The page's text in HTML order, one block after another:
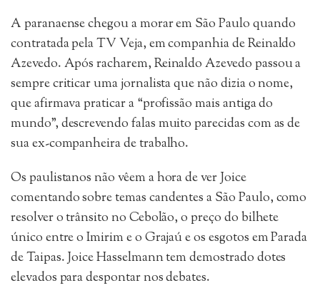
A paranaense chegou a morar em São Paulo quando
contratada pela TV Veja, em companhia de Reinaldo
Azevedo. Após racharem, Reinaldo Azevedo passou a
sempre criticar uma jornalista que não dizia o nome,
que afirmava praticar a “profissão mais antiga do
mundo”, descrevendo falas muito parecidas com as de
sua ex-companheira de trabalho.
Os paulistanos não vêem a hora de ver Joice
comentando sobre temas candentes a São Paulo, como
resolver o trânsito no Cebolão, o preço do bilhete
único entre o Imirim e o Grajaú e os esgotos em Parada
de Taipas. Joice Hasselmann tem demostrado dotes
elevados para despontar nos debates.